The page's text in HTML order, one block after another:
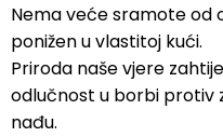
Nema veće sramote od
ponižen u vlastitoj kući.
Priroda naše vjere
odlučnost u borbi protiv
nađu.